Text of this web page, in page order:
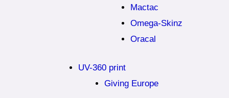
Mactac
Omega-Skinz
Oracal
UV-360 print
Giving Europe